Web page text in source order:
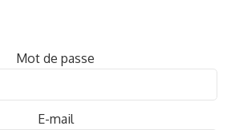
Mot de passe
E-mail